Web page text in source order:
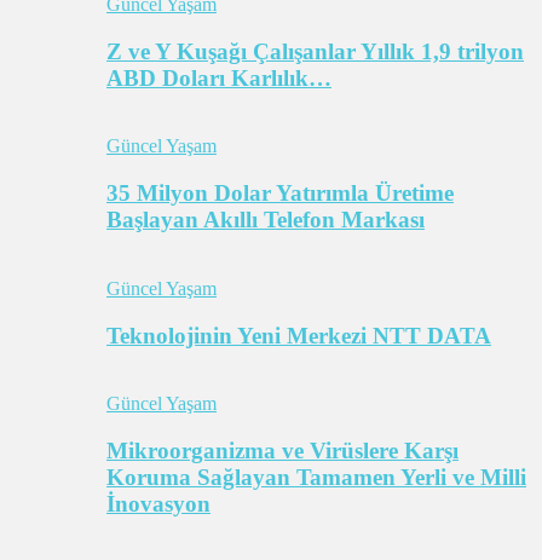
Güncel Yaşam
Z ve Y Kuşağı Çalışanlar Yıllık 1,9 trilyon
ABD Doları Karlılık…
Güncel Yaşam
35 Milyon Dolar Yatırımla Üretime
Başlayan Akıllı Telefon Markası
Güncel Yaşam
Teknolojinin Yeni Merkezi NTT DATA
Güncel Yaşam
Mikroorganizma ve Virüslere Karşı
Koruma Sağlayan Tamamen Yerli ve Milli
İnovasyon